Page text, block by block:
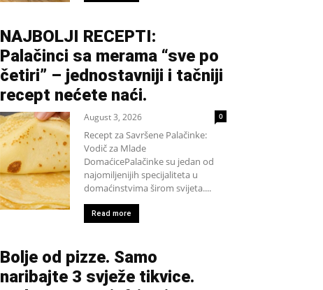
NAJBOLJI RECEPTI:
Palačinci sa merama “sve po
četiri” – jednostavniji i tačniji
recept nećete naći.
August 3, 2026 0
Recept za Savršene Palačinke:
Vodič za Mlade
DomaćicePalačinke su jedan od
najomiljenijih specijaliteta u
domaćinstvima širom svijeta....
Read more
Bolje od pizze. Samo
naribajte 3 svježe tikvice.